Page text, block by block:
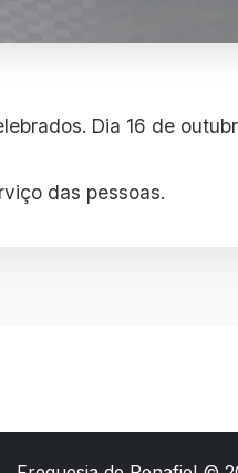
Dia 16 de
das pessoas.